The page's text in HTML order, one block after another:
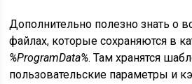
Дополнительно полезно знать о
файлах, которые сохраняются в
%ProgramData%. Там хранятся
пользовательские параметры и